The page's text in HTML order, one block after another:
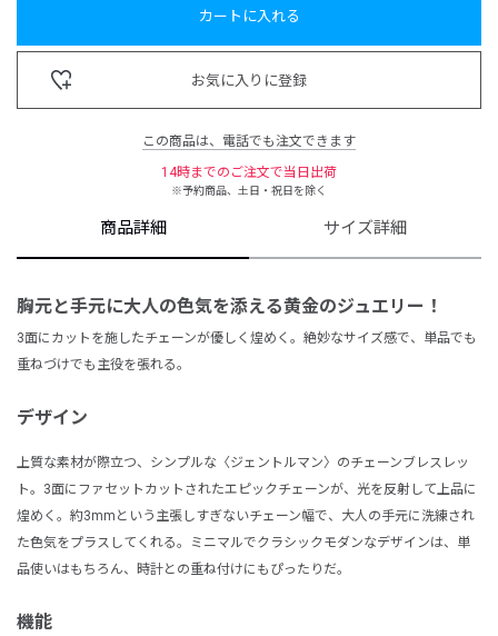
カートに入れる
お気に入りに登録
この商品は、電話でも注文できます
14時までのご注文で当日出荷
※予約商品、土日・祝日を除く
商品詳細 サイズ詳細
胸元と手元に大人の色気を添える黄金のジュエリー！
3面にカットを施したチェーンが優しく煌めく。絶妙なサイズ感で、単品でも
重ねづけでも主役を張れる。
デザイン
上質な素材が際立つ、シンプルな〈ジェントルマン〉のチェーンブレスレッ
ト。3面にファセットカットされたエピックチェーンが、光を反射して上品に
煌めく。約3mmという主張しすぎないチェーン幅で、大人の手元に洗練され
た色気をプラスしてくれる。ミニマルでクラシックモダンなデザインは、単
品使いはもちろん、時計との重ね付けにもぴったりだ。
機能